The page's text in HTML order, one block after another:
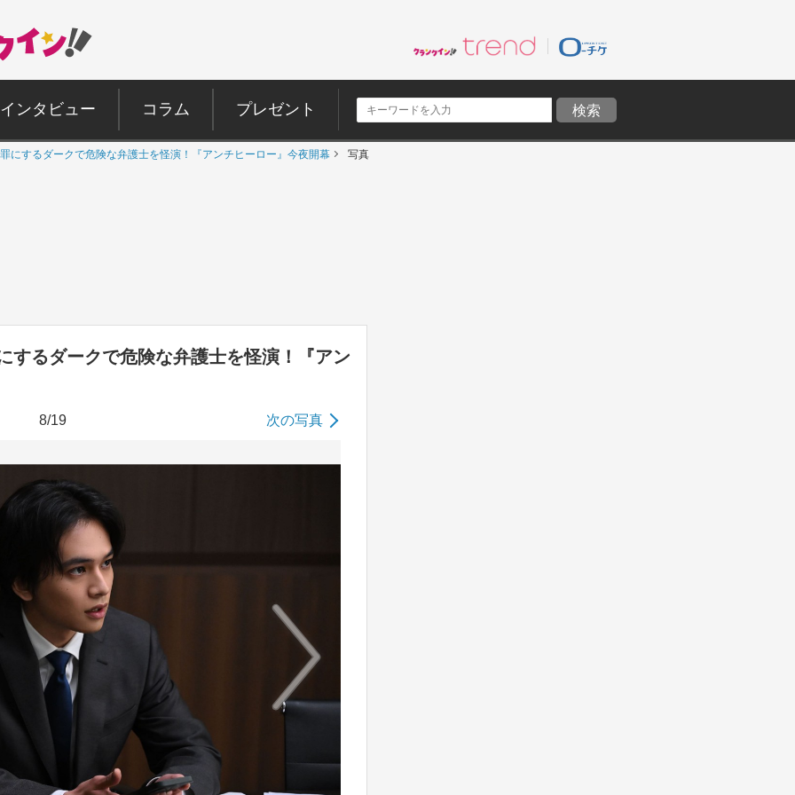
インタビュー コラム プレゼント
にするダークで危険な弁護士を怪演！『アンチヒーロー』今夜開幕 写真
するダークで危険な弁護士を怪演！『アン
8/19 次の写真